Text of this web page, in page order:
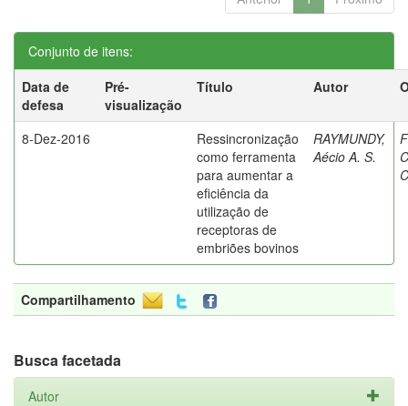
Conjunto de itens:
Data de
defesa
Pré-
visualização
Título Autor
8-Dez-2016
Ressincronização
como ferramenta
para aumentar a
eficiência da
utilização de
receptoras de
embriões bovinos
RAYMUNDY,
Aécio A. S.
Compartilhamento
Busca facetada
Autor